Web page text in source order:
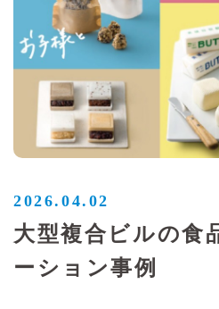
2026.04.02
大型複合ビルの食
ーション事例